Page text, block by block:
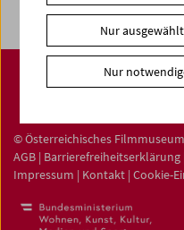
© Österreichisches
AGB | Barrierefreiheitserklärung
Impressum | Kontakt | Cookie-
Nur
Nur